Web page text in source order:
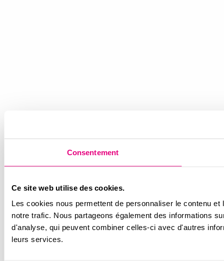
Consentement
Ce site web utilise des cookies.
Les cookies nous permettent de personnaliser le contenu
notre trafic. Nous partageons également des informations
d'analyse, qui peuvent combiner celles-ci avec d'autres
leurs services.